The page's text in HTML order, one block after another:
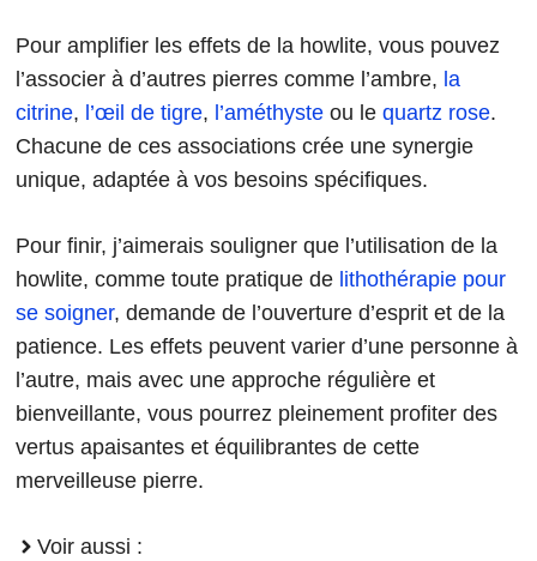
Pour amplifier les effets de la howlite, vous pouvez
l’associer à d’autres pierres comme l’ambre, la
citrine, l’œil de tigre, l’améthyste ou le quartz rose.
Chacune de ces associations crée une synergie
unique, adaptée à vos besoins spécifiques.
Pour finir, j’aimerais souligner que l’utilisation de la
howlite, comme toute pratique de lithothérapie pour
se soigner, demande de l’ouverture d’esprit et de la
patience. Les effets peuvent varier d’une personne à
l’autre, mais avec une approche régulière et
bienveillante, vous pourrez pleinement profiter des
vertus apaisantes et équilibrantes de cette
merveilleuse pierre.
Voir aussi :